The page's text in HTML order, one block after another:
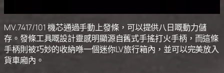
MV.7417/101 機芯通過手動上發條，可以提供八日嘅動力儲
存。發條工具嘅設計靈感明顯源自舊式手搖打火手柄，而這條
手柄則被巧妙的收納喺一個迷你LV旅行箱內，並可以完美放入
貨車廂內。